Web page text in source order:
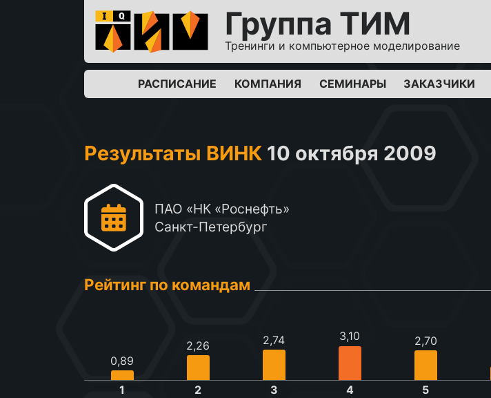
Группа ТИМ
Тренинги и компьютерное моделирование
РАСПИСАНИЕ КОМПАНИЯ СЕМИНАРЫ ЗАКАЗЧИКИ
Результаты ВИНК 10 октября 2009
ПАО «НК «Роснефть»
Санкт-Петербург
Рейтинг по командам
0,89
1
2,26
2
2,74
3
3,10
4
2,70
5